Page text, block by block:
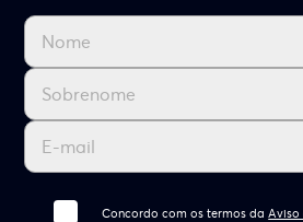
Concordo com os termos daAviso